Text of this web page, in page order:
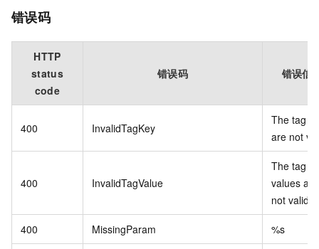
错误码
HTTP
status
code
错误码 错误信
400 InvalidTagKey
The tag
are not
400 InvalidTagValue
The tag
values are
not valid.
400 MissingParam %s